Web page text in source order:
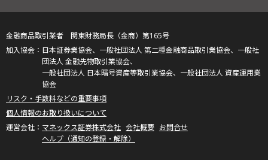
金融商品取引業者 関東財務局長（金商）第165号
日本証券業協会、一般社団法人 第二種金融商品取引業協会、一般社
団法人 金融先物取引業協会、
一般社団法人 日本暗号資産等取引業協会、一般社団法人 資産運用業
協会
リスク・手数料などの重要事項
個人情報のお取り扱いについて
マネックス証券株式会社 会社概要 お問合せ
ヘルプ（通知の登録・解除）